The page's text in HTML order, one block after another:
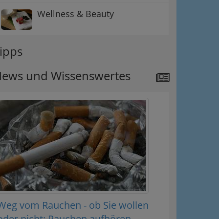
Wellness & Beauty
und Wissenswertes
vom Rauchen - ob Sie wollen